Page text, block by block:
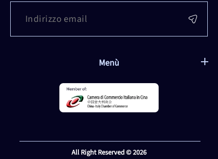
Menù
All Right Reserved © 2026